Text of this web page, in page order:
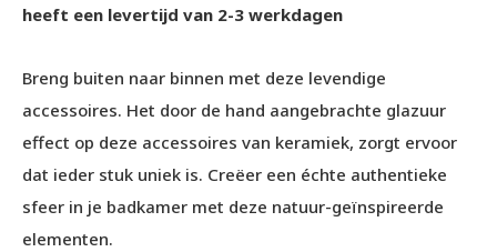
heeft een levertijd van 2-3 werkdagen
Breng buiten naar binnen met deze levendige
accessoires. Het door de hand aangebrachte glazuur
effect op deze accessoires van keramiek, zorgt ervoor
dat ieder stuk uniek is. Creëer een échte authentieke
sfeer in je badkamer met deze natuur-geïnspireerde
elementen.